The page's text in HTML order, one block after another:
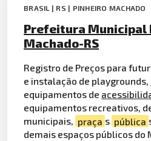
BRASIL | RS | PINHEIRO MACHADO
Prefeitura Municipal
Machado-RS
Registro de Preços para
e instalação de playgrounds,
equipamentos de
equipamentos recreativos,
municipais, praça s pública
demais espaços públicos do